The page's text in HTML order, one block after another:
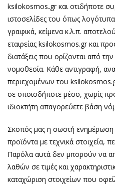
ksilokosmos.gr και οτιδήποτε
ιστοσελίδες του όπως
γραφικά, κείμενα κ.λ.π.
εταιρείας ksilokosmos.gr και
διατάξεις που ορίζονται από
νομοθεσία. Κάθε αντιγραφή,
περιεχομένων του
σε οποιοδήποτε μέσο, χωρίς
ιδιοκτήτη απαγορεύετε βάση
Σκοπός μας η σωστή ενημέρωση
προϊόντα με τεχνικά στοιχεία,
Παρόλα αυτά δεν μπορούν να
λαθών σε τιμές και
καταχώριση στοιχείων που